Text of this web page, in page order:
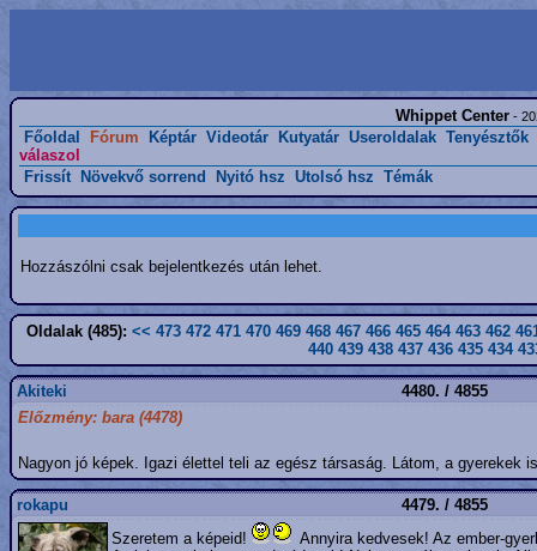
Whippet Center-
Főoldal Fórum Képtár Videotár Kutyatár Useroldalak Tenyésztők
válaszol
Frissít
Növekvő sorrend Nyitó hsz Utolsó hsz Témák
Hozzászólni csak bejelentkezés után lehet.
Oldalak (485): << 473 472 471 470 469 468 467 466 465 464 463 462
440 439 438 437 436 435 434
Akiteki
4480. / 4855
Előzmény: bara (4478)
Nagyon jó képek. Igazi élettel teli az egész társaság. Látom, a gyerekek
rokapu
4479. / 4855
Szeretem a képeid!
Annyira kedvesek! Az ember-